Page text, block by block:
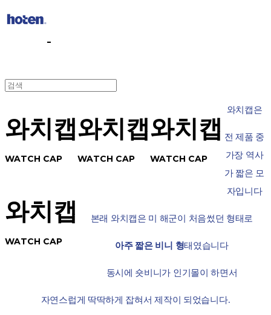
와치캡
WATCH CAP
와치캡
WATCH CAP
와치캡
WATCH CAP
와치캡
WATCH CAP
와치캡은
전 제품 중
가장 역사
가 짧은 모
자입니다
본래 와치캡은 미 해군이 처음썼던 형태로
아주 짧은 비니 형태였습니다
동시에 숏비니가 인기몰이 하면서
자연스럽게 딱딱하게 잡혀서 제작이 되었습니다.